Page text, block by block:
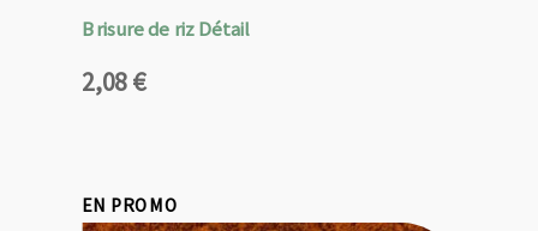
Brisure de riz Détail
2,08€
EN PROMO